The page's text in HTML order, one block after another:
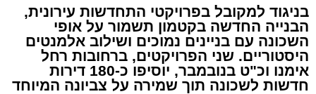
בניגוד למקובל בפרויקטי התחדשות עירונית,
הבנייה החדשה בקטמון תשמור על אופי
השכונה עם בניינים נמוכים ושילוב אלמנטים
היסטוריים. שני הפרויקטים, ברחובות רחל
אימנו וכ"ט בנובמבר, יוסיפו כ-180 דירות
חדשות לשכונה תוך שמירה על צביונה המיוחד